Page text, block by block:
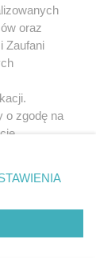
oraz
Zaufani
o zgodę na
tylko